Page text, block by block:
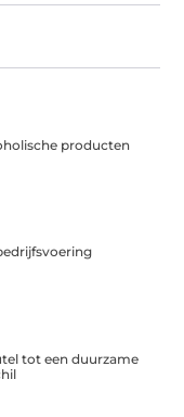
producten
tot een duurzame